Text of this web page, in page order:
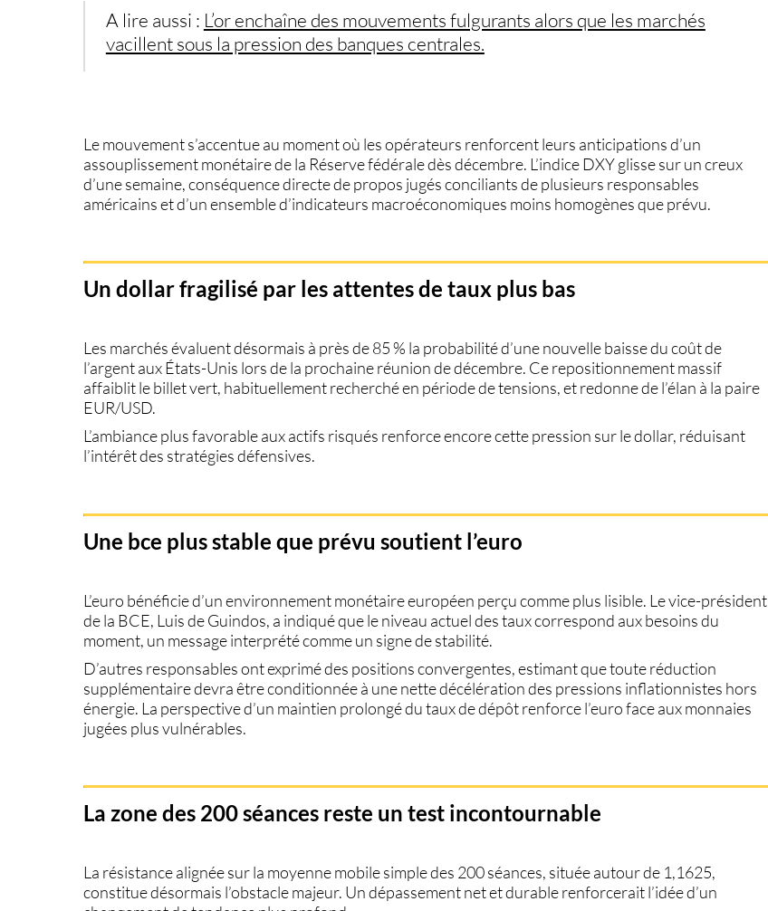
A lire aussi : L’or enchaîne des mouvements fulgurants alors que les marchés
vacillent sous la pression des banques centrales.
Le mouvement s’accentue au moment où les opérateurs renforcent leurs anticipations d’un
assouplissement monétaire de la Réserve fédérale dès décembre. L’indice DXY glisse sur un creux
d’une semaine, conséquence directe de propos jugés conciliants de plusieurs responsables
américains et d’un ensemble d’indicateurs macroéconomiques moins homogènes que prévu.
Un dollar fragilisé par les attentes de taux plus bas
Les marchés évaluent désormais à près de 85 % la probabilité d’une nouvelle baisse du coût de
l’argent aux États-Unis lors de la prochaine réunion de décembre. Ce repositionnement massif
affaiblit le billet vert, habituellement recherché en période de tensions, et redonne de l’élan à la paire
EUR/USD.
L’ambiance plus favorable aux actifs risqués renforce encore cette pression sur le dollar, réduisant
l’intérêt des stratégies défensives.
Une bce plus stable que prévu soutient l’euro
L’euro bénéficie d’un environnement monétaire européen perçu comme plus lisible. Le vice-président
de la BCE, Luis de Guindos, a indiqué que le niveau actuel des taux correspond aux besoins du
moment, un message interprété comme un signe de stabilité.
D’autres responsables ont exprimé des positions convergentes, estimant que toute réduction
supplémentaire devra être conditionnée à une nette décélération des pressions inflationnistes hors
énergie. La perspective d’un maintien prolongé du taux de dépôt renforce l’euro face aux monnaies
jugées plus vulnérables.
La zone des 200 séances reste un test incontournable
La résistance alignée sur la moyenne mobile simple des 200 séances, située autour de 1,1625,
constitue désormais l’obstacle majeur. Un dépassement net et durable renforcerait l’idée d’un